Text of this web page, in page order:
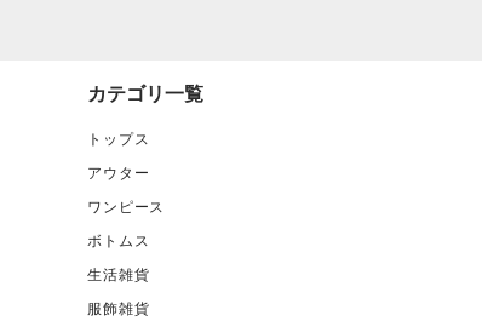
カテゴリ一覧
トップス
アウター
ワンピース
ボトムス
生活雑貨
服飾雑貨